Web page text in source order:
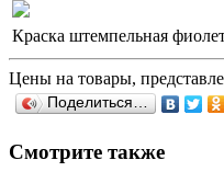
Краска штемпельная
Цены на товары,
Поделиться…
Смотрите также